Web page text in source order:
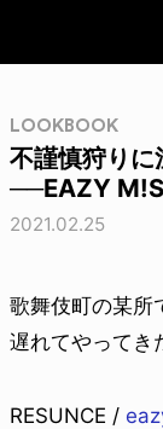
LOOKBOOK
不謹慎狩りに
──EAZY
2021.02.25
歌舞伎町の某所
遅れてやってき
RESUNCE /